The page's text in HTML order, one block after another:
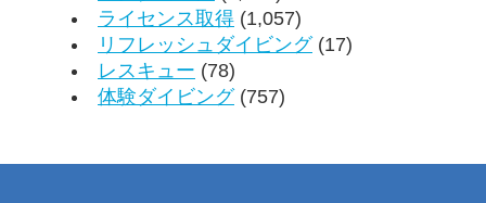
ライセンス取得 (1,057)
リフレッシュダイビング(17)
レスキュー (78)
体験ダイビング(757)